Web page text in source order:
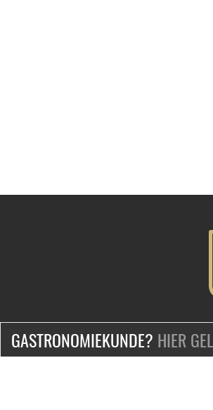
GASTRONOMIEKUNDE? HIER